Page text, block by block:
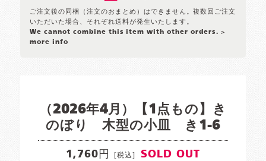
ご注文後の同梱（注文のおまとめ）はできません。複数回ご注文
いただいた場合、それぞれ送料が発生いたします。
We cannot combine this item with other orders. >
more info
（2026年4月）【1点もの】き
のぼり 木型の小皿 き1-6
1,760円 [税込] SOLD OUT